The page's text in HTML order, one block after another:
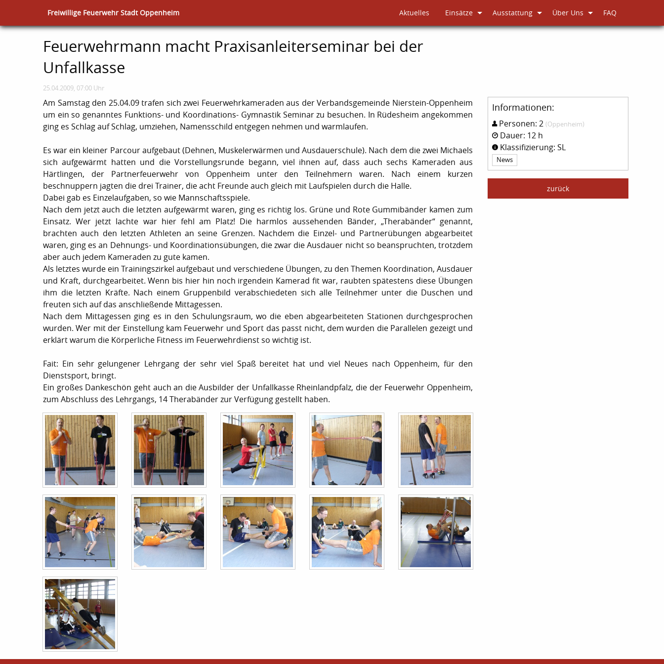
Freiwillige Feuerwehr Stadt Oppenheim Aktuelles Einsätze Ausstattung Über Uns FAQ
Feuerwehrmann macht Praxisanleiterseminar bei der
Unfallkasse
25.04.2009, 07:00 Uhr
Am Samstag den 25.04.09 trafen sich zwei Feuerwehrkameraden aus der Verbandsgemeinde Nierstein-Oppenheim
um ein so genanntes Funktions- und Koordinations- Gymnastik Seminar zu besuchen. In Rüdesheim angekommen
ging es Schlag auf Schlag, umziehen, Namensschild entgegen nehmen und warmlaufen.
Es war ein kleiner Parcour aufgebaut (Dehnen, Muskelerwärmen und Ausdauerschule). Nach dem die zwei Michaels
sich aufgewärmt hatten und die Vorstellungsrunde begann, viel ihnen auf, dass auch sechs Kameraden aus
Härtlingen, der Partnerfeuerwehr von Oppenheim unter den Teilnehmern waren. Nach einem kurzen
beschnuppern jagten die drei Trainer, die acht Freunde auch gleich mit Laufspielen durch die Halle.
Dabei gab es Einzelaufgaben, so wie Mannschaftsspiele.
Nach dem jetzt auch die letzten aufgewärmt waren, ging es richtig los. Grüne und Rote Gummibänder kamen zum
Einsatz. Wer jetzt lachte war hier fehl am Platz! Die harmlos aussehenden Bänder, „Therabänder“ genannt,
brachten auch den letzten Athleten an seine Grenzen. Nachdem die Einzel- und Partnerübungen abgearbeitet
waren, ging es an Dehnungs- und Koordinationsübungen, die zwar die Ausdauer nicht so beanspruchten, trotzdem
aber auch jedem Kameraden zu gute kamen.
Als letztes wurde ein Trainingszirkel aufgebaut und verschiedene Übungen, zu den Themen Koordination, Ausdauer
und Kraft, durchgearbeitet. Wenn bis hier hin noch irgendein Kamerad fit war, raubten spätestens diese Übungen
ihm die letzten Kräfte. Nach einem Gruppenbild verabschiedeten sich alle Teilnehmer unter die Duschen und
freuten sich auf das anschließende Mittagessen.
Nach dem Mittagessen ging es in den Schulungsraum, wo die eben abgearbeiteten Stationen durchgesprochen
wurden. Wer mit der Einstellung kam Feuerwehr und Sport das passt nicht, dem wurden die Parallelen gezeigt und
erklärt warum die Körperliche Fitness im Feuerwehrdienst so wichtig ist.
Fait: Ein sehr gelungener Lehrgang der sehr viel Spaß bereitet hat und viel Neues nach Oppenheim, für den
Dienstsport, bringt.
Ein großes Dankeschön geht auch an die Ausbilder der Unfallkasse Rheinlandpfalz, die der Feuerwehr Oppenheim,
zum Abschluss des Lehrgangs, 14 Therabänder zur Verfügung gestellt haben.
Informationen:
Personen: 2 (Oppenheim)
Dauer: 12 h
Klassifizierung: SL
News
zurück